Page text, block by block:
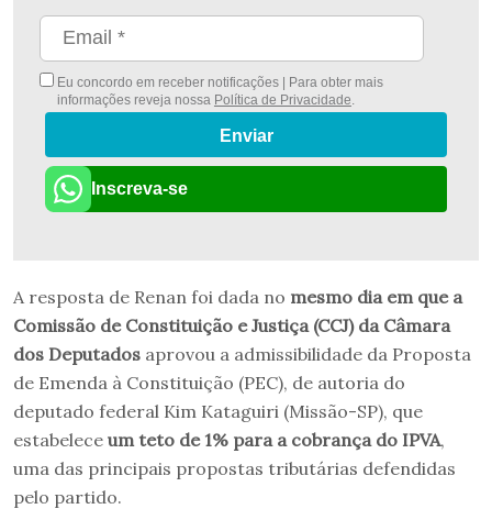
Eu concordo em receber notificações | Para obter mais
informações reveja nossa Política de Privacidade.
Enviar
Inscreva-se
A resposta de Renan foi dada no mesmo dia em que a
Comissão de Constituição e Justiça (CCJ) da Câmara
dos Deputados aprovou a admissibilidade da Proposta
de Emenda à Constituição (PEC), de autoria do
deputado federal Kim Kataguiri (Missão-SP), que
estabelece um teto de 1% para a cobrança do IPVA,
uma das principais propostas tributárias defendidas
pelo partido.